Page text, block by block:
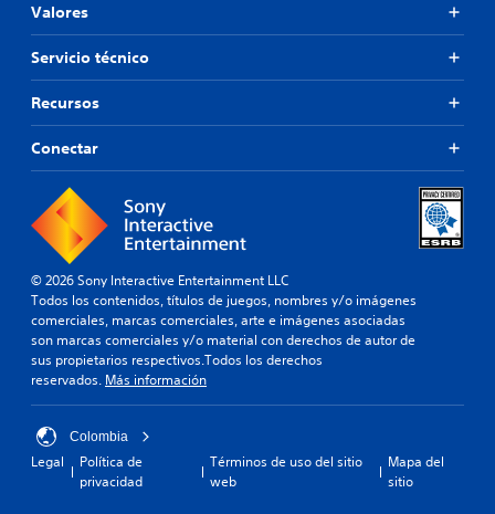
Valores
Servicio técnico
Recursos
Conectar
© 2026 Sony Interactive Entertainment LLC
Todos los contenidos, títulos de juegos, nombres y/o imágenes
comerciales, marcas comerciales, arte e imágenes asociadas
son marcas comerciales y/o material con derechos de autor de
sus propietarios respectivos.Todos los derechos
reservados. Más información
Colombia
Legal
Política de
privacidad
Términos de uso del sitio
web
Mapa del
sitio